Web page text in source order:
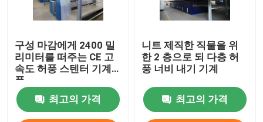
구성 마감에게 2400 밀
리미터를 떠주는 CE 고
속도 허풍 스텐터 기계
폭
최고의 가격
니트 제직한 직물을 위
한 2 층으로 되 다층 허
풍 너비 내기 기계
최고의 가격